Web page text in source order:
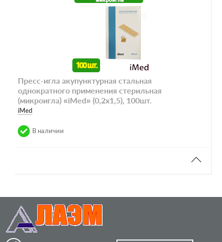
Пресс-игла акупунктурная стальная
однократного применения стерильная
(микроигла) «iMed» (0,2х1,5), 100шт.
iMed
В наличии